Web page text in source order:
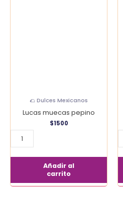
🌮 Dulces Mexicanos
Lucas muecas pepino
$1500
Añadir al
carrito